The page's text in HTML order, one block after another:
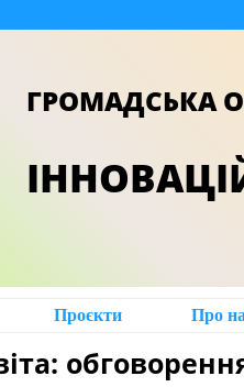
ГРОМАДСЬКА
Проєкти Про